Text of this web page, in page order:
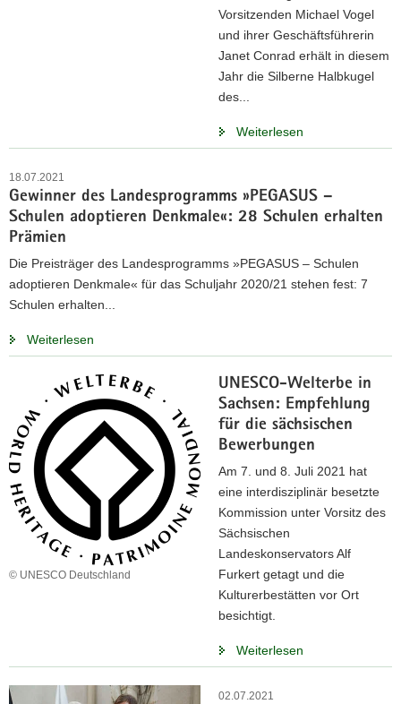
Vorsitzenden Michael Vogel
und ihrer Geschäftsführerin
Janet Conrad erhält in diesem
Jahr die Silberne Halbkugel
des...
Weiterlesen
18.07.2021
Gewinner des Landesprogramms »PEGASUS –
Schulen adoptieren Denkmale«: 28 Schulen erhalten
Prämien
Die Preisträger des Landesprogramms »PEGASUS – Schulen
adoptieren Denkmale« für das Schuljahr 2020/21 stehen fest: 7
Schulen erhalten...
Weiterlesen
UNESCO-Welterbe in
Sachsen: Empfehlung
für die sächsischen
Bewerbungen
© UNESCO Deutschland
Am 7. und 8. Juli 2021 hat
eine interdisziplinär besetzte
Kommission unter Vorsitz des
Sächsischen
Landeskonservators Alf
Furkert getagt und die
Kulturerbestätten vor Ort
besichtigt.
Weiterlesen
02.07.2021